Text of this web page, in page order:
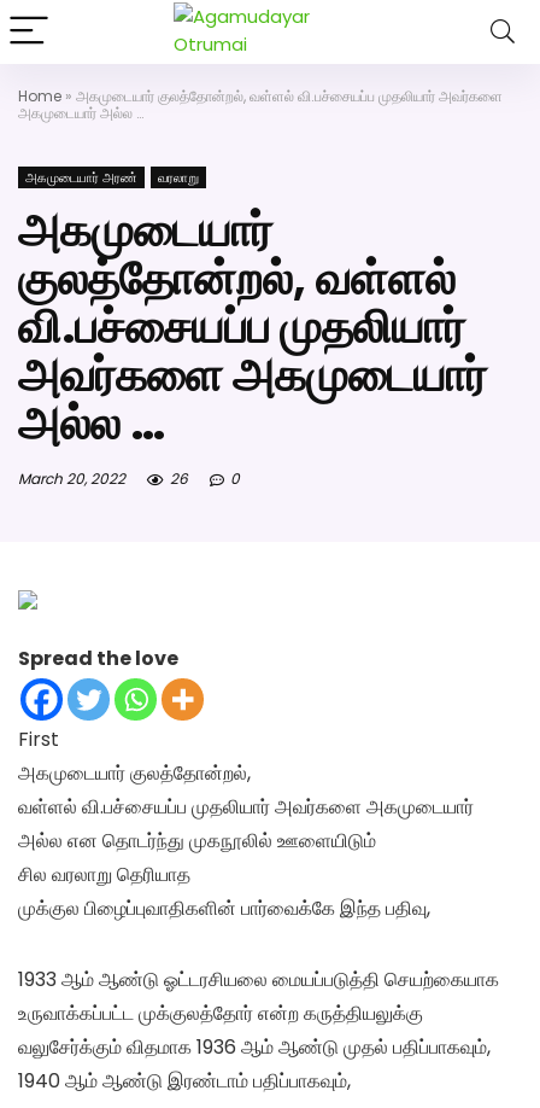
Home » அகமுடையார் குலத்தோன்றல், வள்ளல் வி.பச்சையப்ப முதலியார் அவர்களை
அகமுடையார் அல்ல …
அகமுடையார் அரண் வரலாறு
அகமுடையார்
குலத்தோன்றல், வள்ளல்
வி.பச்சையப்ப முதலியார்
அவர்களை அகமுடையார்
அல்ல …
March 20, 2022 26 0
Spread the love
First
அகமுடையார் குலத்தோன்றல்,
வள்ளல் வி.பச்சையப்ப முதலியார் அவர்களை அகமுடையார்
அல்ல என தொடர்ந்து முகநூலில் ஊளையிடும்
சில வரலாறு தெரியாத
முக்குல பிழைப்புவாதிகளின் பார்வைக்கே இந்த பதிவு,
1933 ஆம் ஆண்டு ஓட்டரசியலை மையப்படுத்தி செயற்கையாக
உருவாக்கப்பட்ட முக்குலத்தோர் என்ற கருத்தியலுக்கு
வலுசேர்க்கும் விதமாக 1936 ஆம் ஆண்டு முதல் பதிப்பாகவும்,
1940 ஆம் ஆண்டு இரண்டாம் பதிப்பாகவும்,
அகமுடையார் திருமண வரன்களுக்கு அகமுடையார்மேட்ரி-பெண்
திருமண சேவை! வாட்ஸப் எண்: